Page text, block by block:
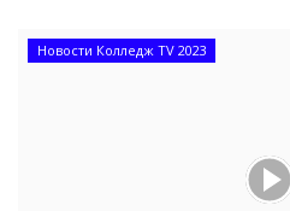
Новости Колледж TV 2023